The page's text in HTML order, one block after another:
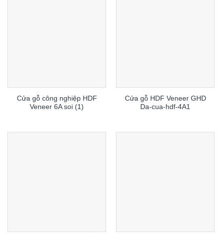
Cửa gỗ công nghiệp HDF
Veneer 6A soi (1)
Cửa gỗ HDF Veneer GHD
Da-cua-hdf-4A1